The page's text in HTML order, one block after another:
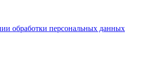
обработки персональных данных